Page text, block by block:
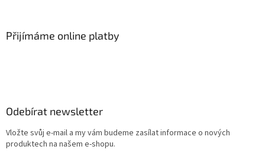
Přijímáme online platby
Odebírat newsletter
Vložte svůj e-mail a my vám budeme zasílat informace o nových
produktech na našem e-shopu.